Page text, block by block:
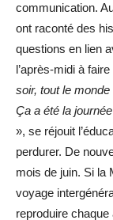
communication.
ont raconté des
questions en lien
l’après-midi à
soir, tout le
Ça a été la
», se réjouit
perdurer. De
mois de juin. Si la
voyage
reproduire chaque